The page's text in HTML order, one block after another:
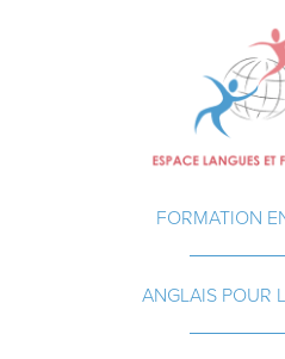
FORMATION
ANGLAIS POUR